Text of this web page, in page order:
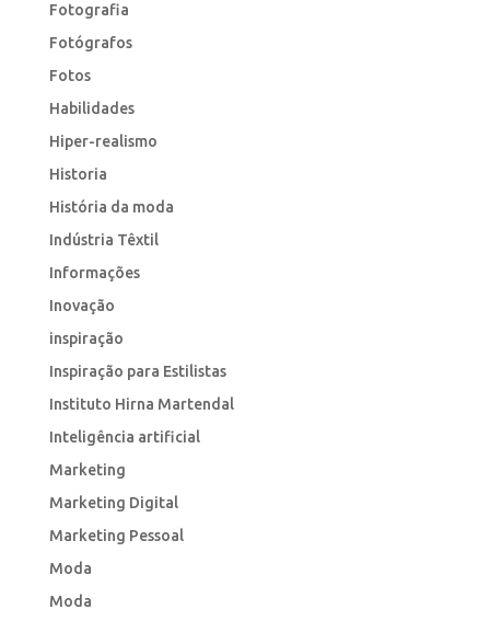
Fotografia
Fotógrafos
Fotos
Habilidades
Hiper-realismo
Historia
História da moda
Indústria Têxtil
Informações
Inovação
inspiração
Inspiração para Estilistas
Instituto Hirna Martendal
Inteligência artificial
Marketing
Marketing Digital
Marketing Pessoal
Moda
Moda